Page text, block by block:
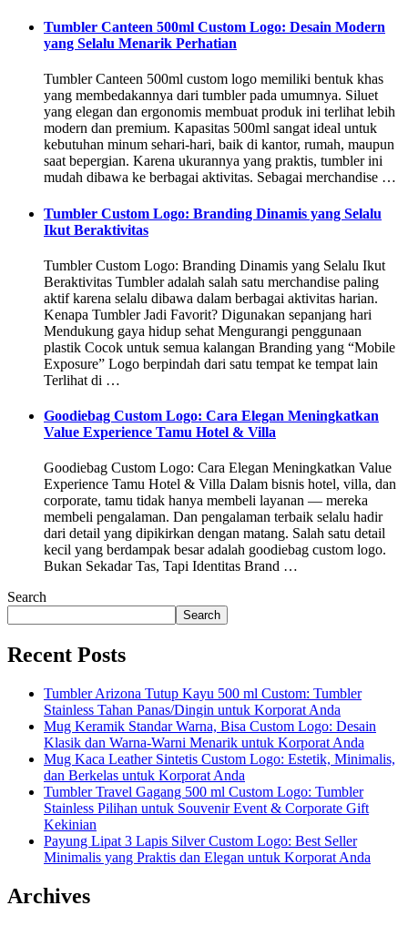
Tumbler Canteen 500ml Custom Logo: Desain Modern
yang Selalu Menarik Perhatian
Tumbler Canteen 500ml custom logo memiliki bentuk khas
yang membedakannya dari tumbler pada umumnya. Siluet
yang elegan dan ergonomis membuat produk ini terlihat lebih
modern dan premium. Kapasitas 500ml sangat ideal untuk
kebutuhan minum sehari-hari, baik di kantor, rumah, maupun
saat bepergian. Karena ukurannya yang praktis, tumbler ini
mudah dibawa ke berbagai aktivitas. Sebagai merchandise …
Tumbler Custom Logo: Branding Dinamis yang Selalu
Ikut Beraktivitas
Tumbler Custom Logo: Branding Dinamis yang Selalu Ikut
Beraktivitas Tumbler adalah salah satu merchandise paling
aktif karena selalu dibawa dalam berbagai aktivitas harian.
Kenapa Tumbler Jadi Favorit? Digunakan sepanjang hari
Mendukung gaya hidup sehat Mengurangi penggunaan
plastik Cocok untuk semua kalangan Branding yang “Mobile
Exposure” Logo berpindah dari satu tempat ke tempat lain
Terlihat di …
Goodiebag Custom Logo: Cara Elegan Meningkatkan
Value Experience Tamu Hotel & Villa
Goodiebag Custom Logo: Cara Elegan Meningkatkan Value
Experience Tamu Hotel & Villa Dalam bisnis hotel, villa, dan
corporate, tamu tidak hanya membeli layanan — mereka
membeli pengalaman. Dan pengalaman terbaik selalu hadir
dari detail yang dipikirkan dengan matang. Salah satu detail
kecil yang berdampak besar adalah goodiebag custom logo.
Bukan Sekadar Tas, Tapi Identitas Brand …
Search
Search
Recent Posts
Tumbler Arizona Tutup Kayu 500 ml Custom: Tumbler
Stainless Tahan Panas/Dingin untuk Korporat Anda
Mug Keramik Standar Warna, Bisa Custom Logo: Desain
Klasik dan Warna-Warni Menarik untuk Korporat Anda
Mug Kaca Leather Sintetis Custom Logo: Estetik, Minimalis,
dan Berkelas untuk Korporat Anda
Tumbler Travel Gagang 500 ml Custom Logo: Tumbler
Stainless Pilihan untuk Souvenir Event & Corporate Gift
Kekinian
Payung Lipat 3 Lapis Silver Custom Logo: Best Seller
Minimalis yang Praktis dan Elegan untuk Korporat Anda
Archives